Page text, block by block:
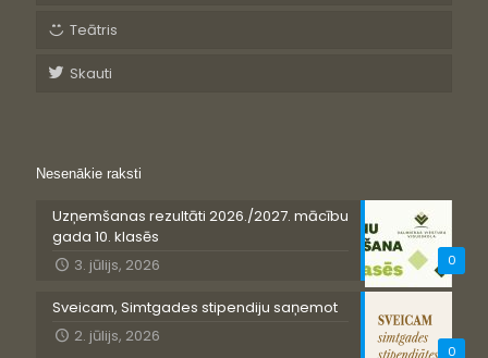
Teātris
Skauti
Nesenākie raksti
0
Uzņemšanas rezultāti 2026./2027. mācību
gada 10. klasēs
3. jūlijs, 2026
0
Sveicam, Simtgades stipendiju saņemot
2. jūlijs, 2026